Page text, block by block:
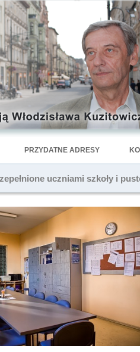
PRZYDATNE ADRESY
uczniami szkoły i